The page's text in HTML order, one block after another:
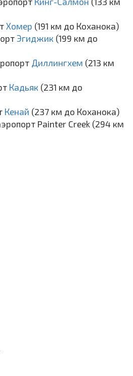
Хомер (191 км до Коханока)
Эгиджик (199 км до
Диллингхем (213 км
Кадьяк (231 км до
Кенай (237 км до Коханока)
Painter Creek (294 км